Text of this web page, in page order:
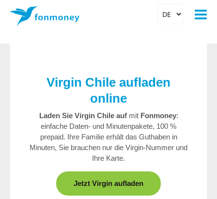
Virgin Chile aufladen
online
Laden Sie Virgin Chile aufmit Fonmoney:
einfache Daten- und Minutenpakete, 100 %
prepaid. Ihre Familie erhält das Guthaben in
Minuten, Sie brauchen nur die Virgin-Nummer und
Ihre Karte.
Jetzt Virgin aufladen